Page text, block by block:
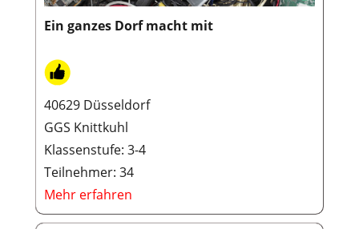
Ein ganzes Dorf macht mit
40629 Düsseldorf
GGS Knittkuhl
Klassenstufe: 3-4
Teilnehmer: 34
Mehr erfahren